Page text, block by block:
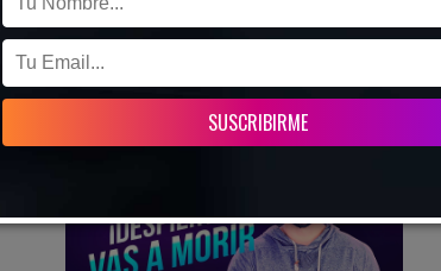
error que muchas personas cometemos al perder a
alguien es tratar de negar la pérdida, no afrontarla y
por lo tanto no despedirte,...